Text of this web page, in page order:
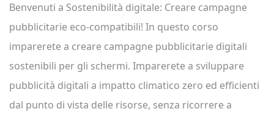
Benvenuti a Sostenibilità digitale: Creare campagne
pubblicitarie eco-compatibili! In questo corso
imparerete a creare campagne pubblicitarie digitali
sostenibili per gli schermi. Imparerete a sviluppare
pubblicità digitali a impatto climatico zero ed efficienti
dal punto di vista delle risorse, senza ricorrere a